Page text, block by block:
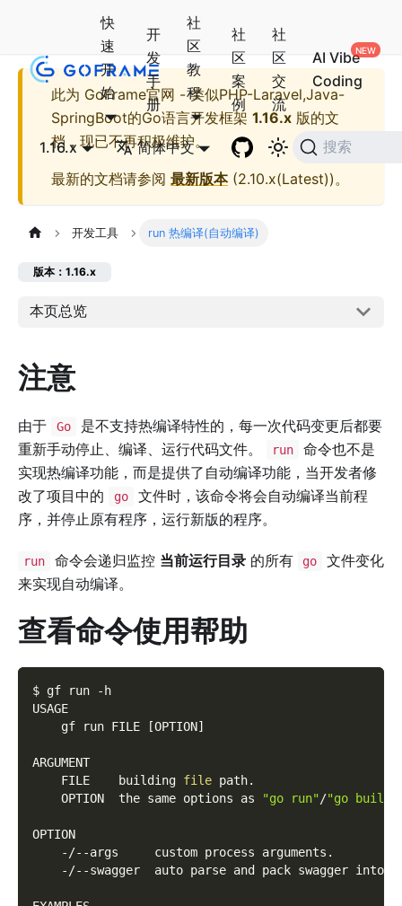
快
速
开
始
开
发
手
册
社
区
教
程
社
区
案
例
社
区
交
流
AI Vibe
Coding
1.16.x 简体中文 搜索
此为 GoFrame官网 - 类似PHP-Laravel,Java-
SpringBoot的Go语言开发框架 1.16.x 版的文
档，现已不再积极维护。
最新的文档请参阅 最新版本(2.10.x(Latest))。
开发工具 run 热编译(自动编译)
版本：1.16.x
本页总览
注意
由于 Go
是不支持热编译特性的，每一次代码变更后都要
重新手动停止、编译、运行代码文件。
run
命令也不是
实现热编译功能，而是提供了自动编译功能，当开发者修
改了项目中的
go
文件时，该命令将会自动编译当前程
序，并停止原有程序，运行新版的程序。
run 命令会递归监控 当前运行目录的所有 go
文件变化
来实现自动编译。
查看命令使用帮助
$ gf run
-h
USAGE
    gf run FILE
[OPTION]
ARGUMENT
    FILE    building
file path.
    OPTION  the same options as
"go run"/"go build"
OPTION
    -/--args     custom process arguments.
-/--swagger  auto parse and pack swagger into